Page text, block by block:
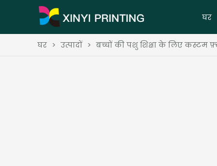
घर
घर > उत्पादों > बच्चों की पशु शिक्षा के लिए कस्टम